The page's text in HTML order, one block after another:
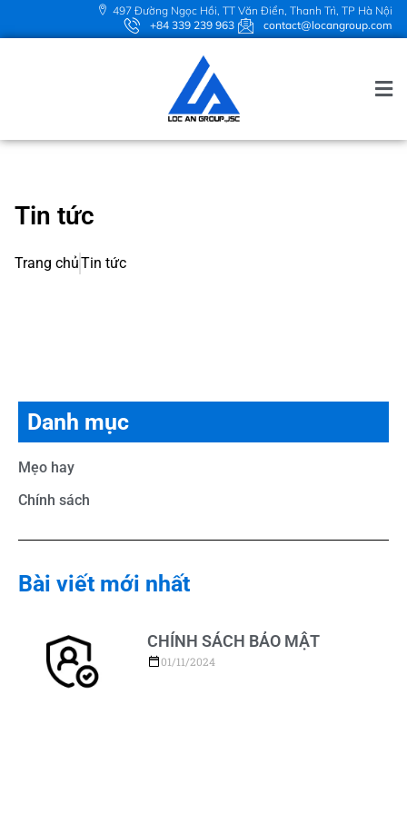
497 Đường Ngọc Hồi, TT Văn Điển, Thanh Trì, TP Hà Nội
+84 339 239 963
contact@locangroup.com
Tin tức
Trang chủTin tức
Danh mục
Mẹo hay
Chính sách
Bài viết mới nhất
CHÍNH SÁCH BẢO MẬT
01/11/2024